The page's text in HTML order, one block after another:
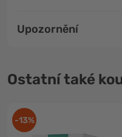
Upozornění
Ostatní také
-13%